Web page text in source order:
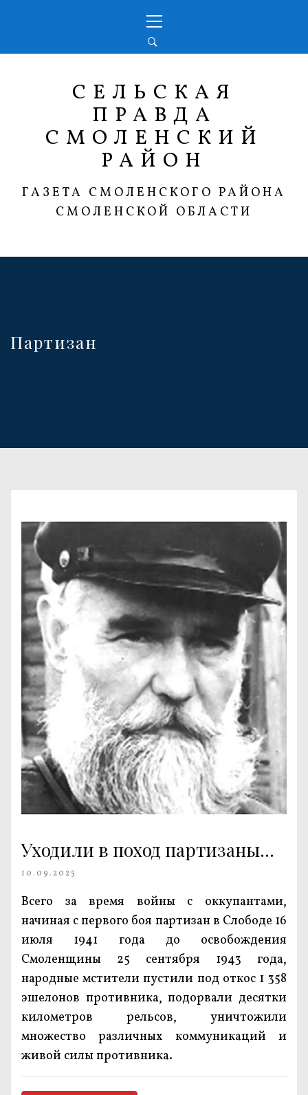
меню
СЕЛЬСКАЯ
ПРАВДА
СМОЛЕНСКИЙ
РАЙОН
ГАЗЕТА СМОЛЕНСКОГО РАЙОНА
СМОЛЕНСКОЙ ОБЛАСТИ
Партизан
Уходили в поход партизаны…
10.09.2025
Всего за время войны с оккупантами,
начиная с первого боя партизан в Слободе 16
июля 1941 года до освобождения
Смоленщины 25 сентября 1943 года,
народные мстители пустили под откос 1 358
эшелонов противника, подорвали десятки
километров рельсов, уничтожили
множество различных коммуникаций и
живой силы противника.